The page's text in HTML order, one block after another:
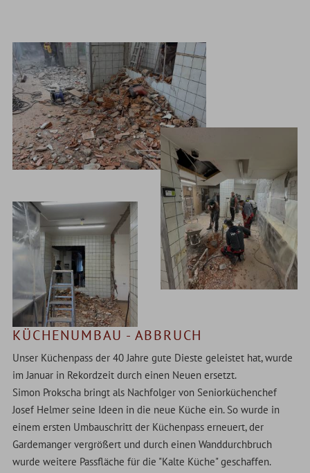
KÜCHENUMBAU - ABBRUCH
Unser Küchenpass der 40 Jahre gute Dieste geleistet hat, wurde
im Januar in Rekordzeit durch einen Neuen ersetzt.
Simon Prokscha bringt als Nachfolger von Seniorküchenchef
Josef Helmer seine Ideen in die neue Küche ein. So wurde in
einem ersten Umbauschritt der Küchenpass erneuert, der
Gardemanger vergrößert und durch einen Wanddurchbruch
wurde weitere Passfläche für die "Kalte Küche" geschaffen.